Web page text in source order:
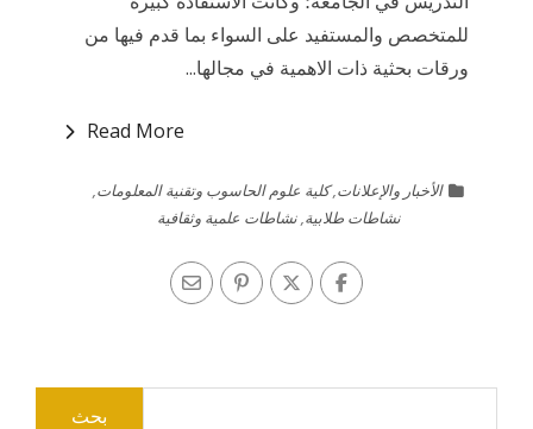
للمتخصص والمستفيد على السواء بما قدم فيها من
ورقات بحثية ذات الاهمية في مجالها...
Read More
الأخبار والإعلانات,كلية علوم الحاسوب وتقنية المعلومات,
نشاطات طلابية,نشاطات علمية وثقافية